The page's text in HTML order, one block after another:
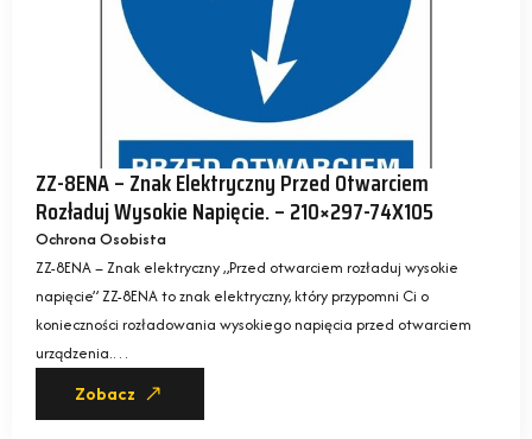
ZZ-8ENA – Znak Elektryczny Przed Otwarciem
Rozładuj Wysokie Napięcie. – 210×297-74X105
Ochrona Osobista
ZZ-8ENA – Znak elektryczny „Przed otwarciem rozładuj wysokie
napięcie” ZZ-8ENA to znak elektryczny, który przypomni Ci o
konieczności rozładowania wysokiego napięcia przed otwarciem
urządzenia.…
Zobacz